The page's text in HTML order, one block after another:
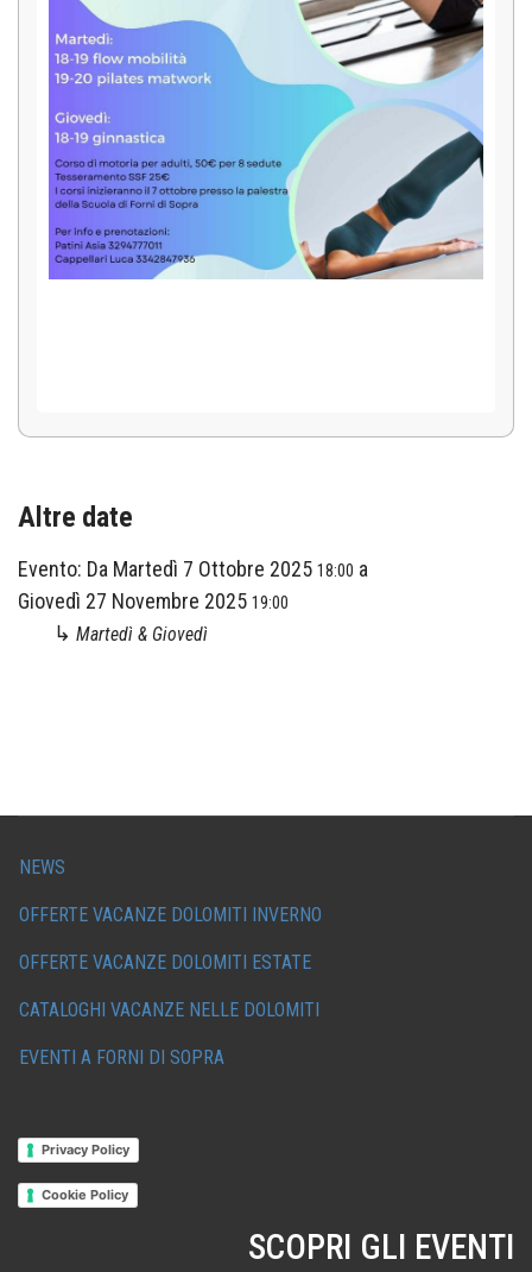
Altre date
Evento: Da Martedì 7 Ottobre 2025 18:00 a
Giovedì 27 Novembre 2025 19:00
↳ Martedì & Giovedì
NEWS
OFFERTE VACANZE DOLOMITI INVERNO
OFFERTE VACANZE DOLOMITI ESTATE
CATALOGHI VACANZE NELLE DOLOMITI
EVENTI A FORNI DI SOPRA
Privacy Policy
Cookie Policy
SCOPRI GLI EVENTI